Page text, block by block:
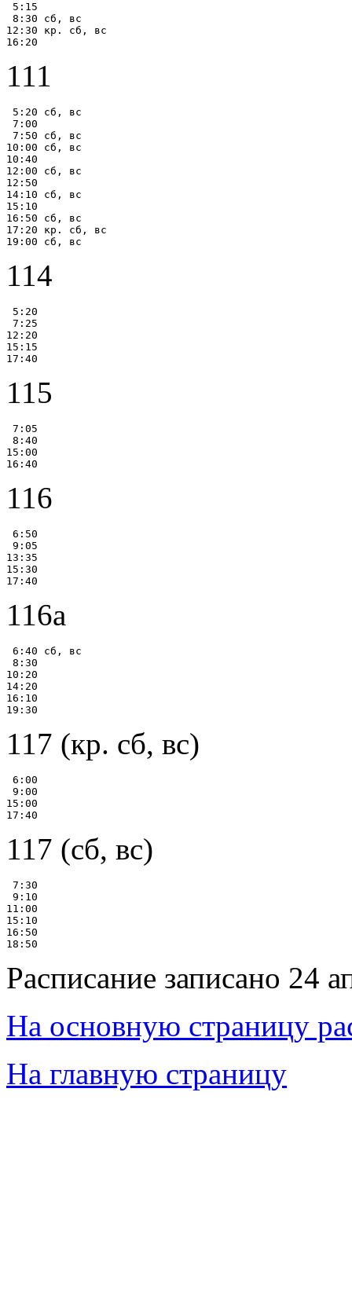
5:15
8:30 сб, вс
12:30 кр. сб, вс
111
5:20 сб, вс
7:00
7:50 сб, вс
10:00 сб, вс
10:40
12:00 сб, вс
12:50
14:10 сб, вс
15:10
16:50 сб, вс
17:20 кр. сб, вс
114
5:20
7:25
12:20
15:15
115
7:05
8:40
15:00
116
6:50
9:05
13:35
15:30
116а
6:40 сб, вс
8:30
10:20
14:20
16:10
117 (кр. сб, вс)
6:00
9:00
15:00
117 (сб, вс)
7:30
9:10
11:00
15:10
16:50
Расписание записано 24
На основную страницу
На главную страницу